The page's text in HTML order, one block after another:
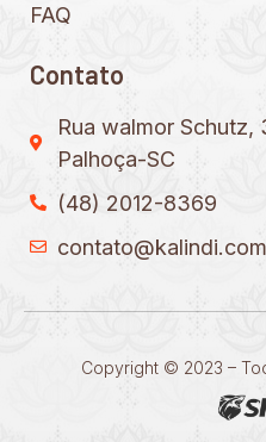
FAQ
Contato
Rua walmor Schutz,
Palhoça-SC
(48) 2012-8369
Copyright © 2023 –